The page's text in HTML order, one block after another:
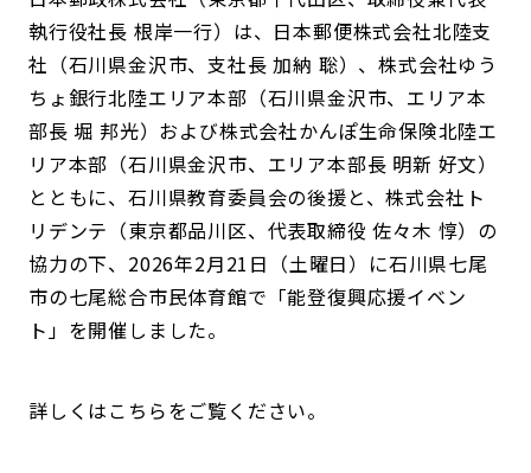
執行役社長 根岸一行）は、日本郵便株式会社北陸支
社（石川県金沢市、支社長 加納 聡）、株式会社ゆう
ちょ銀行北陸エリア本部（石川県金沢市、エリア本
部長 堀 邦光）および株式会社かんぽ生命保険北陸エ
リア本部（石川県金沢市、エリア本部長 明新 好文）
とともに、石川県教育委員会の後援と、株式会社ト
リデンテ（東京都品川区、代表取締役 佐々木 惇）の
協力の下、2026年2月21日（土曜日）に石川県七尾
市の七尾総合市民体育館で「能登復興応援イベン
ト」を開催しました。
詳しくはこちらをご覧ください。